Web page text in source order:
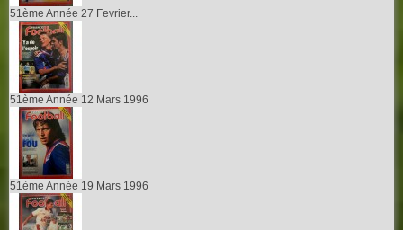
51ème Année 27 Fevrier...
51ème Année 12 Mars 1996
51ème Année 19 Mars 1996